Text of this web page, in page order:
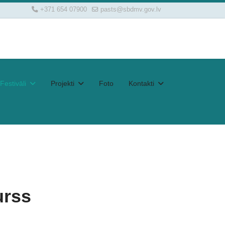
+371 654 07900 pasts@sbdmv.gov.lv
Projekti Foto Kontakti